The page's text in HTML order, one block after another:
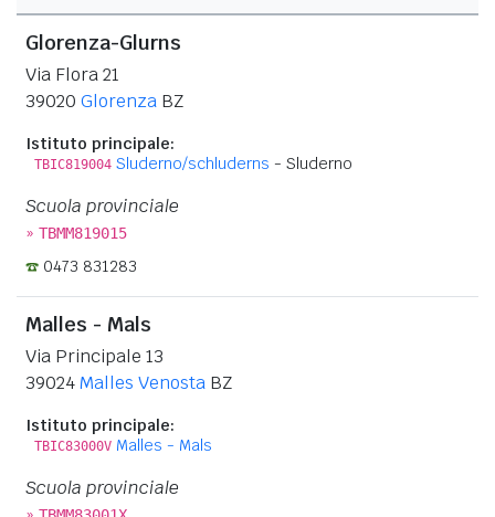
Glorenza-Glurns
Via Flora 21
39020 Glorenza BZ
Istituto principale:
TBIC819004 Sluderno/schluderns - Sluderno
Scuola provinciale
» TBMM819015
0473 831283
Malles - Mals
Via Principale 13
39024Malles Venosta BZ
Istituto principale:
TBIC83000V Malles - Mals
Scuola provinciale